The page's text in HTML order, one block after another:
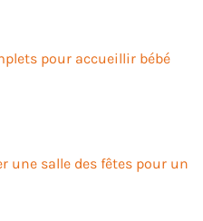
pour accueillir bébé
une salle des fêtes pour un